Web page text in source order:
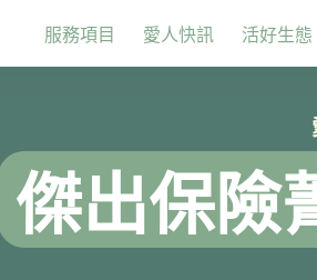
服務項目 愛人快訊 活好生態
傑出保險